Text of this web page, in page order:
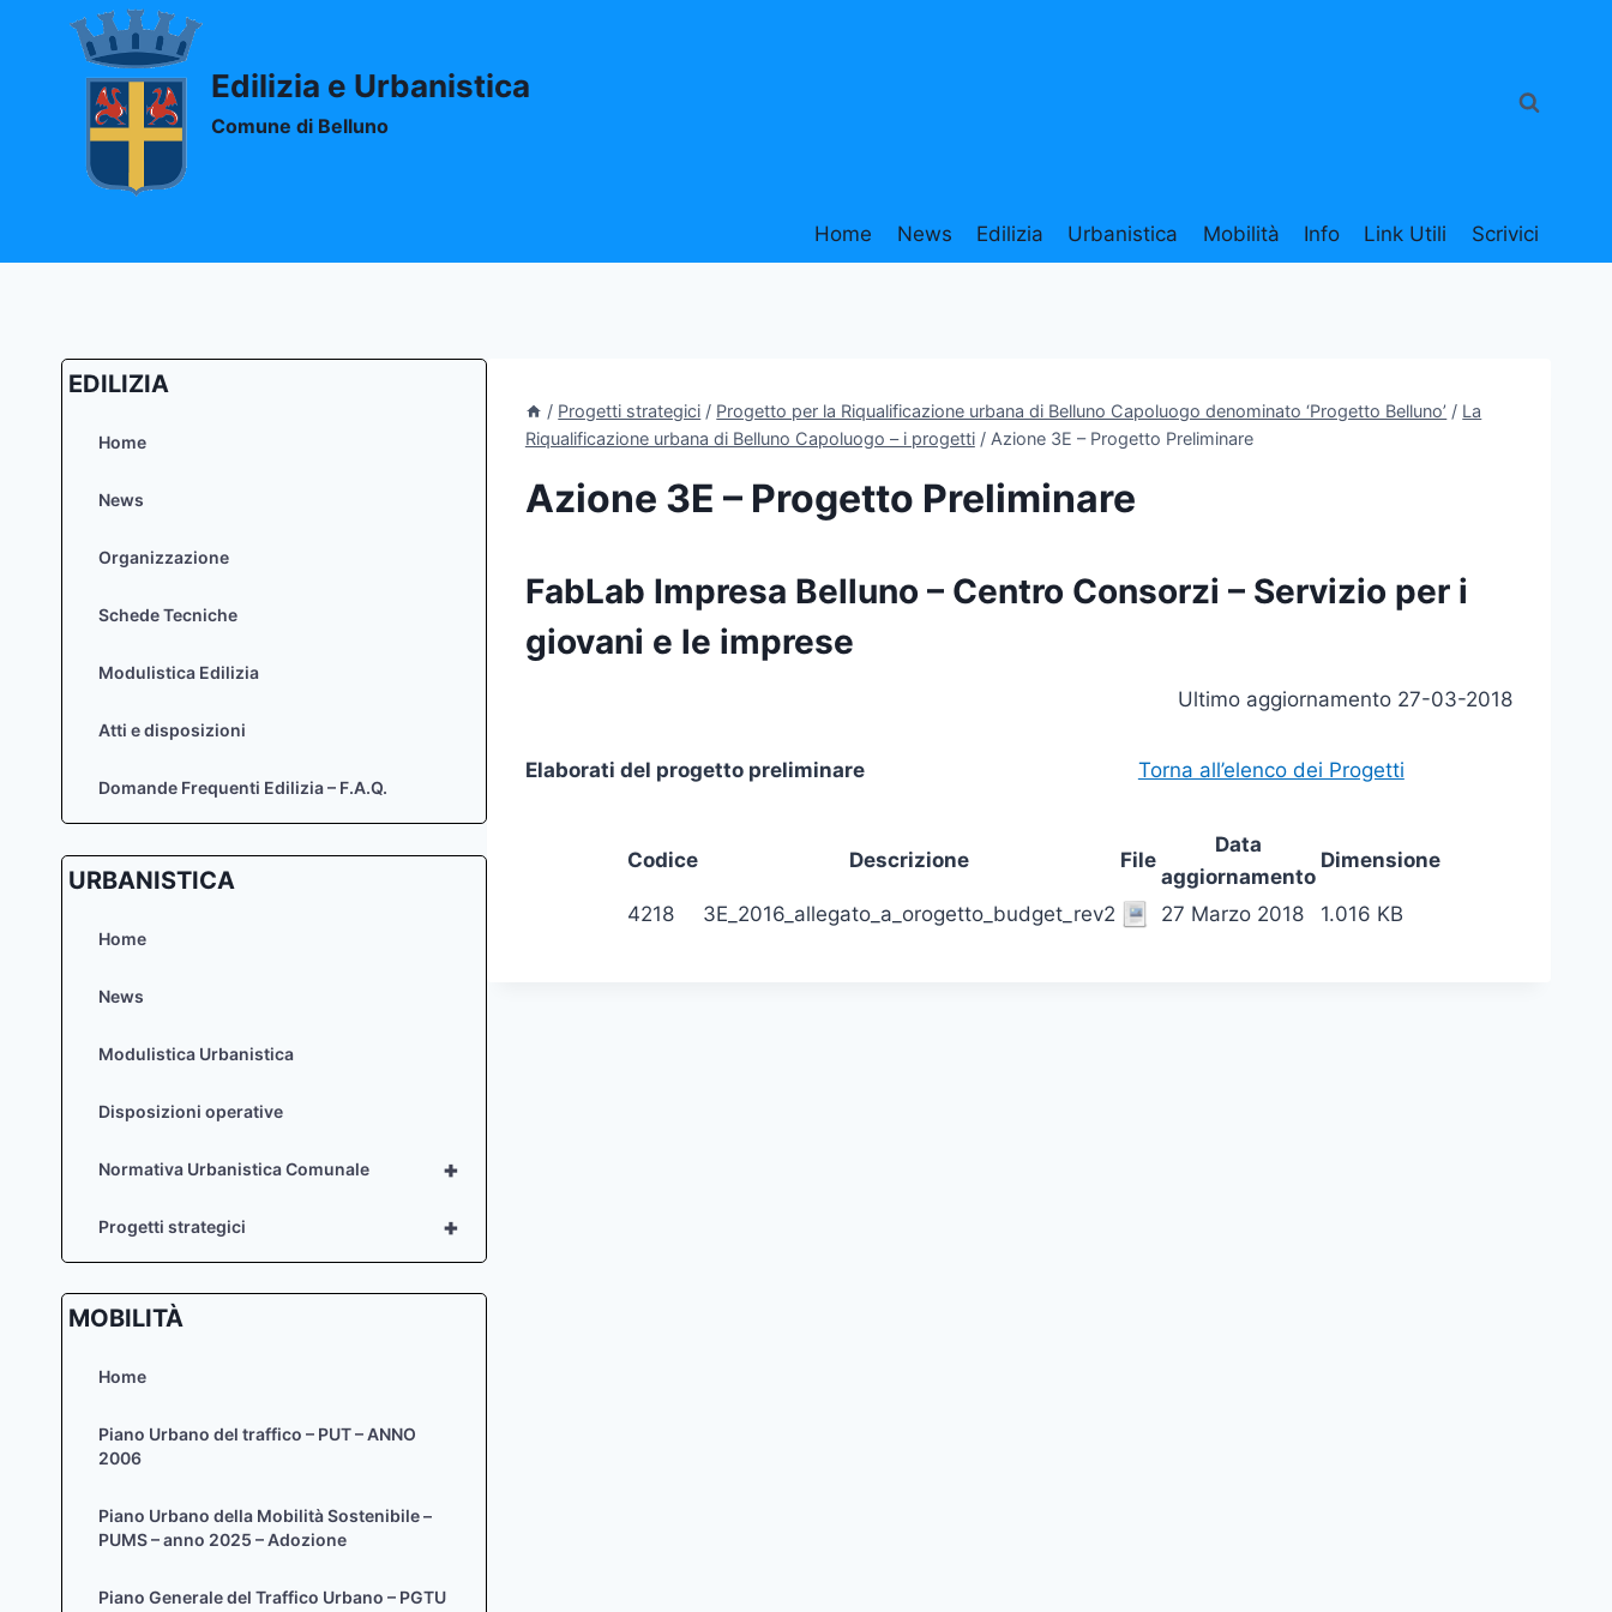
contenuto
Edilizia e Urbanistica
Comune di Belluno
Home News Edilizia Urbanistica Mobilità Info Link Utili Scrivici
/ Progetti strategici / Progetto per la Riqualificazione urbana di Belluno Capoluogo denominato ‘Progetto Belluno’ / La
Riqualificazione urbana di Belluno Capoluogo – i progetti / Azione 3E – Progetto Preliminare
Azione 3E – Progetto Preliminare
FabLab Impresa Belluno – Centro Consorzi – Servizio per i
giovani e le imprese
Ultimo aggiornamento 27-03-2018
Elaborati del progetto preliminare Torna all’elenco dei Progetti
Codice Descrizione File
Data
aggiornamento
Dimensione
4218 3E_2016_allegato_a_orogetto_budget_rev2 27 Marzo 2018 1.016 KB
EDILIZIA
Home
News
Organizzazione
Schede Tecniche
Modulistica Edilizia
Atti e disposizioni
Domande Frequenti Edilizia – F.A.Q.
URBANISTICA
Home
News
Modulistica Urbanistica
Disposizioni operative
+
Normativa Urbanistica Comunale
+
Progetti strategici
MOBILITÀ
Home
Piano Urbano del traffico – PUT – ANNO
2006
Piano Urbano della Mobilità Sostenibile –
PUMS – anno 2025 – Adozione
Piano Generale del Traffico Urbano – PGTU